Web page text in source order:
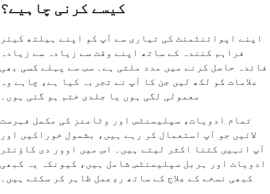
کیسے کرنی چاہیے؟
اپنے اپوائنٹمنٹ کی تیاری سے آپ کو اپنے ہیلتھ کیئر
فراہم کنندہ کے ساتھ اپنے وقت سے زیادہ سے زیادہ
فائدہ حاصل کرنے میں مدد ملتی ہے۔ سب سے پہلے کسی بھی
علامات کو لکھ لیں جن کا آپ نے تجربہ کیا ہے، چاہے وہ
معمولی لگی ہوں یا جلدی ختم ہو گئی ہوں۔
تمام ادویات، سپلیمنٹس اور وٹامنز کی مکمل فہرست
لائیں جو آپ استعمال کر رہے ہیں، بشمول خوراکیں اور
آپ انہیں کتنا اکثر لیتے ہیں۔ اس میں اوور دی کاؤنٹر
ادویات اور ہربل سپلیمنٹس شامل ہیں، کیونکہ یہ کبھی
کبھی نسخے کے علاج کے ساتھ ردِعمل ظاہر کر سکتے ہیں۔